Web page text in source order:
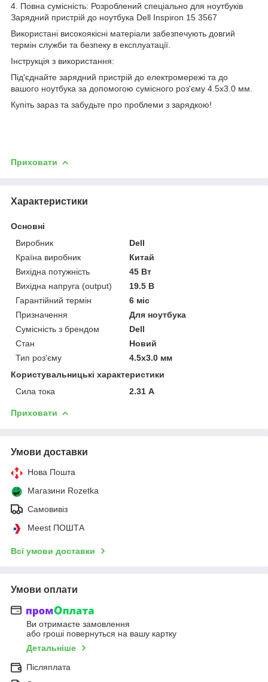
4. Повна сумісність: Розроблений спеціально для ноутбуків
Зарядний пристрій до ноутбука Dell Inspiron 15 3567
Використані високоякісні матеріали забезпечують довгий
термін служби та безпеку в експлуатації.
Інструкція з використання:
Під'єднайте зарядний пристрій до електромережі та до
вашого ноутбука за допомогою сумісного роз'єму 4.5x3.0 мм.
Купіть зараз та забудьте про проблеми з зарядкою!
Приховати
Характеристики
Основні
Виробник
Dell
Країна виробник
Китай
Вихідна потужність
45 Вт
Вихідна напруга (output)
19.5 В
Гарантійний термін
6 міс
Призначення
Для ноутбука
Сумісність з брендом
Dell
Стан
Новий
Тип роз'єму
4.5x3.0 мм
Користувальницькі характеристики
Сила тока
2.31 А
Приховати
Умови доставки
Нова Пошта
Магазини Rozetka
Самовивіз
Meest ПОШТА
Всі умови доставки
Умови оплати
Ви отримаєте замовлення
або гроші повернуться на вашу картку
Детальніше
Післяплата